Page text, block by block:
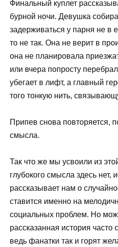
Финальный куплет
бурной ночи. Девушка
задерживаться у парня не в
то не так. Она не верит в
она не планировала
или вчера попросту
убегает в лифт, а главный
того тонкую нить,
Припев снова повторяется,
смысла.
Так что же мы усвоили из
глубокого смысла здесь нет,
рассказывает нам о
ставится именно на
социальных проблем. Но
рассказанная история
ведь фанатки так и горят